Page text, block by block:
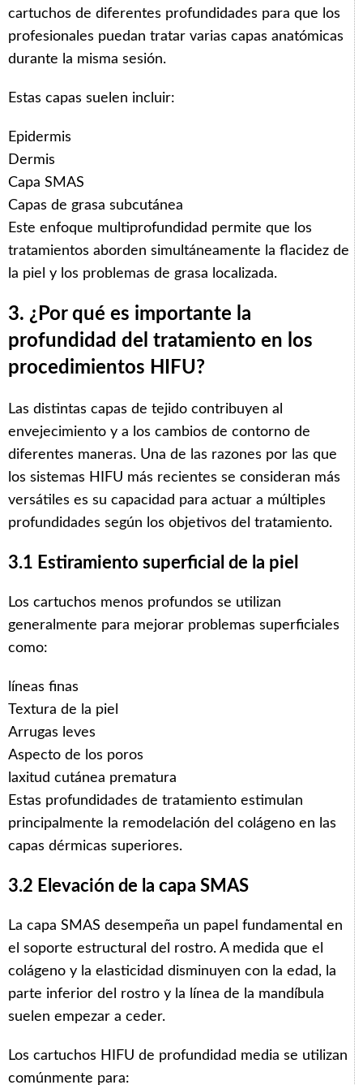
cartuchos de diferentes profundidades para que los
profesionales puedan tratar varias capas anatómicas
durante la misma sesión.
Estas capas suelen incluir:
Epidermis
Dermis
Capa SMAS
Capas de grasa subcutánea
Este enfoque multiprofundidad permite que los
tratamientos aborden simultáneamente la flacidez de
la piel y los problemas de grasa localizada.
3. ¿Por qué es importante la
profundidad del tratamiento en los
procedimientos HIFU?
Las distintas capas de tejido contribuyen al
envejecimiento y a los cambios de contorno de
diferentes maneras. Una de las razones por las que
los sistemas HIFU más recientes se consideran más
versátiles es su capacidad para actuar a múltiples
profundidades según los objetivos del tratamiento.
3.1 Estiramiento superficial de la piel
Los cartuchos menos profundos se utilizan
generalmente para mejorar problemas superficiales
como:
líneas finas
Textura de la piel
Arrugas leves
Aspecto de los poros
laxitud cutánea prematura
Estas profundidades de tratamiento estimulan
principalmente la remodelación del colágeno en las
capas dérmicas superiores.
3.2 Elevación de la capa SMAS
La capa SMAS desempeña un papel fundamental en
el soporte estructural del rostro. A medida que el
colágeno y la elasticidad disminuyen con la edad, la
parte inferior del rostro y la línea de la mandíbula
suelen empezar a ceder.
Los cartuchos HIFU de profundidad media se utilizan
comúnmente para: